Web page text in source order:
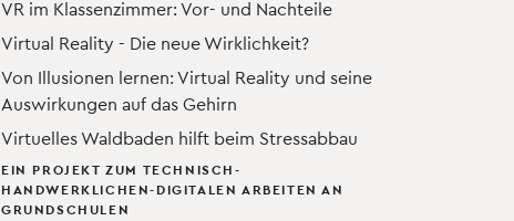
VR im Klassenzimmer: Vor- und Nachteile
Virtual Reality - Die neue Wirklichkeit?
Von Illusionen lernen: Virtual Reality und seine
Auswirkungen auf das Gehirn
Virtuelles Waldbaden hilft beim Stressabbau
EIN PROJEKT ZUM TECHNISCH-
HANDWERKLICHEN-DIGITALEN ARBEITEN AN
GRUNDSCHULEN